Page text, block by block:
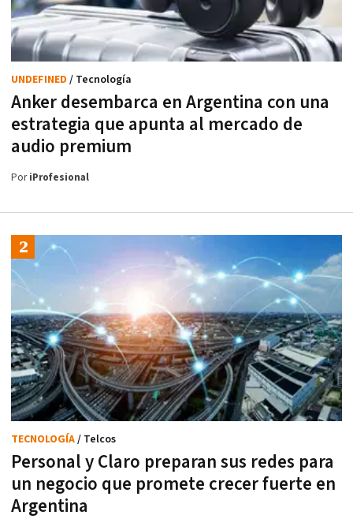
Anker desembarca en Argentina con una
estrategia que apunta al mercado de
audio premium
UNDEFINED / Tecnología
PoriProfesional
Personal y Claro preparan sus redes para
un negocio que promete crecer fuerte en
Argentina
TECNOLOGÍA/ Telcos